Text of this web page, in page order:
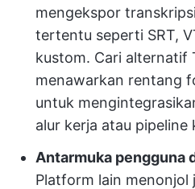
mengekspor
tertentu seperti SRT,
kustom. Cari alternatif
menawarkan rentang
untuk
alur kerja atau pipeline
Antarmuka pengguna
Platform lain menonjol